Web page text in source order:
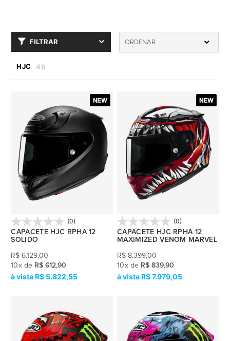
FILTRAR ORDENAR
HJC 49
(0)
CAPACETE HJC RPHA 12
SOLIDO
R$ 6.129,00
10x de R$ 612,90
R$ 5.822,55
(0)
CAPACETE HJC RPHA 12
MAXIMIZED VENOM MARVEL
R$ 8.399,00
10x de R$ 839,90
R$ 7.979,05